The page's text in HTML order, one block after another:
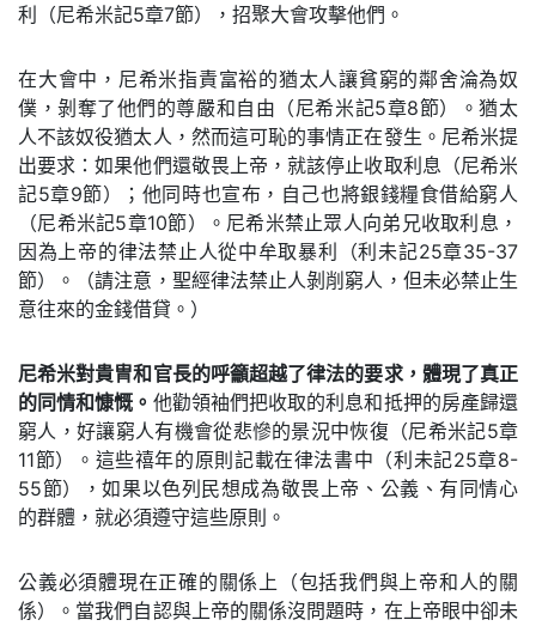
利（尼希米記5章7節），招聚大會攻擊他們。
在大會中，尼希米指責富裕的猶太人讓貧窮的鄰舍淪為奴
僕，剝奪了他們的尊嚴和自由（尼希米記5章8節）。猶太
人不該奴役猶太人，然而這可恥的事情正在發生。尼希米提
出要求：如果他們還敬畏上帝，就該停止收取利息（尼希米
記5章9節）；他同時也宣布，自己也將銀錢糧食借給窮人
（尼希米記5章10節）。尼希米禁止眾人向弟兄收取利息，
因為上帝的律法禁止人從中牟取暴利（利未記25章35-37
節）。（請注意，聖經律法禁止人剝削窮人，但未必禁止生
意往來的金錢借貸。）
尼希米對貴冑和官長的呼籲超越了律法的要求，體現了真正
的同情和慷慨。 他勸領袖們把收取的利息和抵押的房產歸還
窮人，好讓窮人有機會從悲慘的景況中恢復（尼希米記5章
11節）。這些禧年的原則記載在律法書中（利未記25章8-
55節），如果以色列民想成為敬畏上帝、公義、有同情心
的群體，就必須遵守這些原則。
公義必須體現在正確的關係上（包括我們與上帝和人的關
係）。當我們自認與上帝的關係沒問題時，在上帝眼中卻未